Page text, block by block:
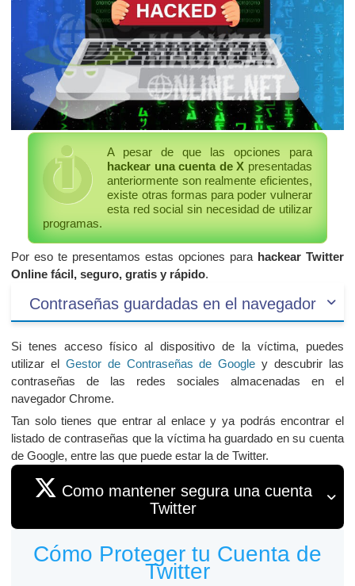
A pesar de que las opciones para
hackear una cuenta de X presentadas
anteriormente son realmente eficientes,
existe otras formas para poder vulnerar
esta red social sin necesidad de utilizar
programas.
Por eso te presentamos estas opciones para hackear Twitter
Online fácil, seguro, gratis y rápido.
Contraseñas guardadas en el navegador
Si tenes acceso físico al dispositivo de la víctima, puedes
utilizar el Gestor de Contraseñas de Google y descubrir las
contraseñas de las redes sociales almacenadas en el
navegador Chrome.
Tan solo tienes que entrar al enlace y ya podrás encontrar el
listado de contraseñas que la víctima ha guardado en su cuenta
de Google, entre las que puede estar la de Twitter.
Como mantener segura una cuenta
Twitter
Cómo Proteger tu Cuenta de
Twitter